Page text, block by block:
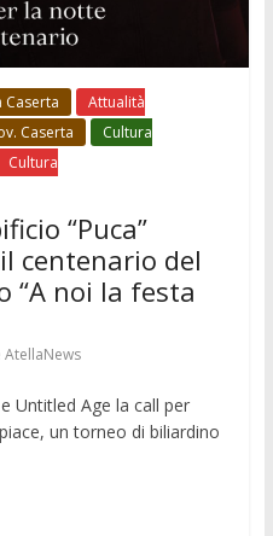
Caserta
Attualità
Caserta
Cultura
Cultura
“Puca”
centenario del
“A noi la festa
AtellaNews
Untitled Age la call per
un torneo di biliardino